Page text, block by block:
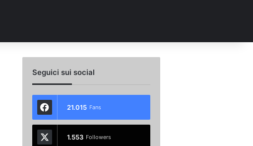
Seguici sui social
21.015 Fans
1.553 Followers